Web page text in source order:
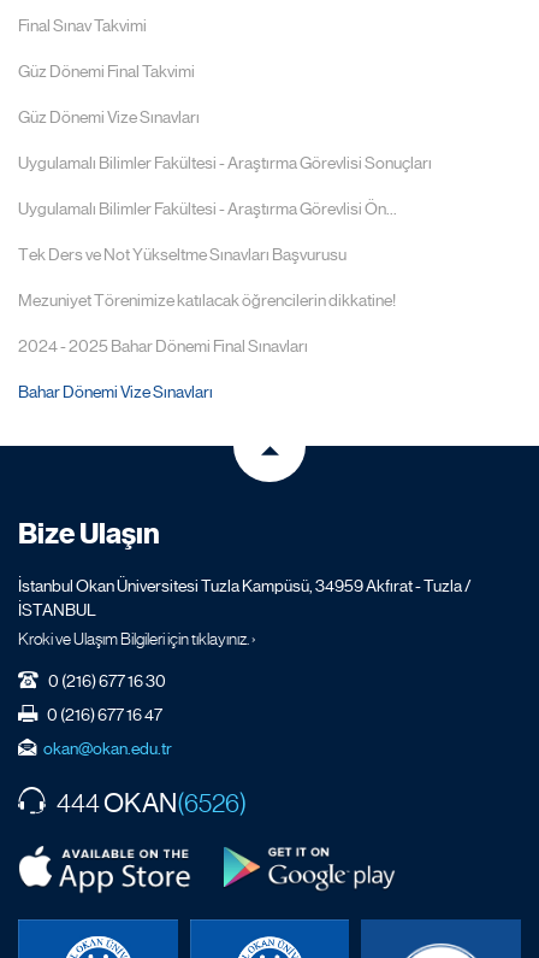
Final Sınav Takvimi
Güz Dönemi Final Takvimi
Güz Dönemi Vize Sınavları
Uygulamalı Bilimler Fakültesi - Araştırma Görevlisi Sonuçları
Uygulamalı Bilimler Fakültesi - Araştırma Görevlisi Ön...
Tek Ders ve Not Yükseltme Sınavları Başvurusu
Mezuniyet Törenimize katılacak öğrencilerin dikkatine!
2024 - 2025 Bahar Dönemi Final Sınavları
Bahar Dönemi Vize Sınavları
Bize Ulaşın
İstanbul Okan Üniversitesi Tuzla Kampüsü, 34959 Akfırat - Tuzla /
İSTANBUL
Kroki ve Ulaşım Bilgileri için tıklayınız. ›
0 (216) 677 16 30
0 (216) 677 16 47
okan@okan.edu.tr
444OKAN(6526)